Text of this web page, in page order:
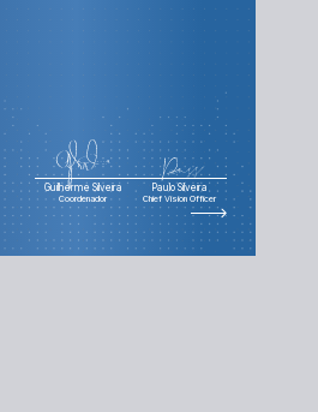
Guilherme Silveira
Coordenador
Paulo Silveira
Chief Vision Officer